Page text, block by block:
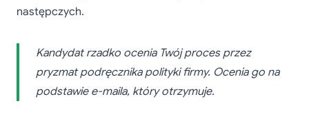
następczych.
Kandydat rzadko ocenia Twój proces przez
pryzmat podręcznika polityki firmy. Ocenia go na
podstawie e-maila, który otrzymuje.